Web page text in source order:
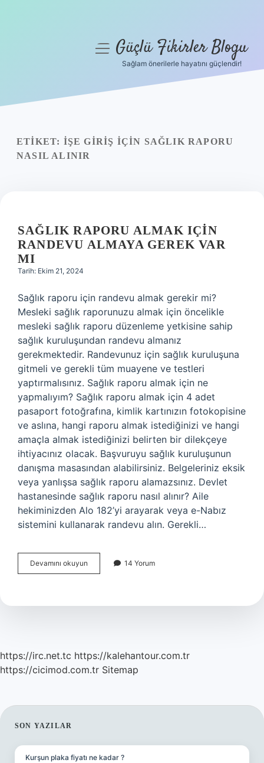
Yasal Uyarı
menüyüGüçlü Fikirler Blogu
Sağlam önerilerle hayatını güçlendir!
ETIKET: İŞE GIRIŞ IÇIN SAĞLIK RAPORU
NASIL ALINIR
SAĞLIK RAPORU ALMAK IÇIN
RANDEVU ALMAYA GEREK VAR
MI
Tarih: Ekim 21, 2024
Sağlık raporu için randevu almak gerekir mi?
Mesleki sağlık raporunuzu almak için öncelikle
mesleki sağlık raporu düzenleme yetkisine sahip
sağlık kuruluşundan randevu almanız
gerekmektedir. Randevunuz için sağlık kuruluşuna
gitmeli ve gerekli tüm muayene ve testleri
yaptırmalısınız. Sağlık raporu almak için ne
yapmalıyım? Sağlık raporu almak için 4 adet
pasaport fotoğrafına, kimlik kartınızın fotokopisine
ve aslına, hangi raporu almak istediğinizi ve hangi
amaçla almak istediğinizi belirten bir dilekçeye
ihtiyacınız olacak. Başvuruyu sağlık kuruluşunun
danışma masasından alabilirsiniz. Belgeleriniz eksik
veya yanlışsa sağlık raporu alamazsınız. Devlet
hastanesinde sağlık raporu nasıl alınır? Aile
hekiminizden Alo 182’yi arayarak veya e-Nabız
sistemini kullanarak randevu alın. Gerekli…
Devamını okuyun
Raporu
Randevu
14 Yorum
https://irc.net.tc https://kalehantour.com.tr
https://cicimod.com.tr Sitemap
SIDEBAR
SON YAZILAR
Kurşun plaka fiyatı ne kadar ?